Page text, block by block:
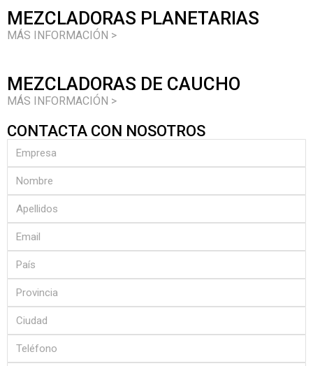
MEZCLADORAS PLANETARIAS
MÁS INFORMACIÓN >
MEZCLADORAS DE CAUCHO
MÁS INFORMACIÓN >
CONTACTA CON NOSOTROS